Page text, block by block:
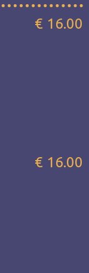
€ 16.00
€ 16.00